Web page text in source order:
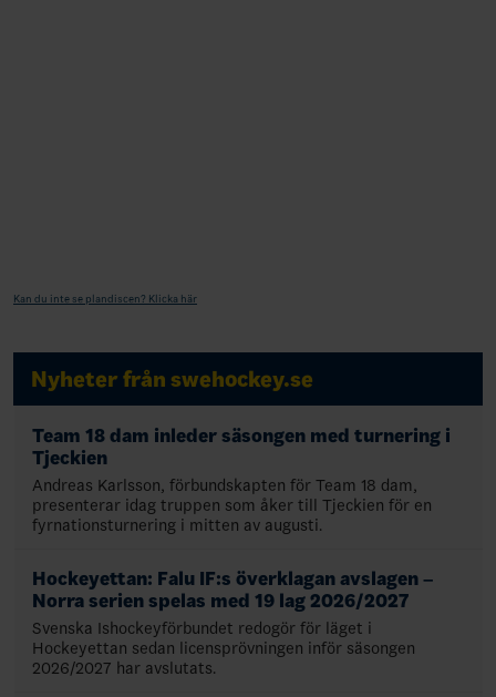
Kan du inte se plandiscen? Klicka här
Nyheter från swehockey.se
Team 18 dam inleder säsongen med turnering i
Tjeckien
Andreas Karlsson, förbundskapten för Team 18 dam,
presenterar idag truppen som åker till Tjeckien för en
fyrnationsturnering i mitten av augusti.
Hockeyettan: Falu IF:s överklagan avslagen –
Norra serien spelas med 19 lag 2026/2027
Svenska Ishockeyförbundet redogör för läget i
Hockeyettan sedan licensprövningen inför säsongen
2026/2027 har avslutats.